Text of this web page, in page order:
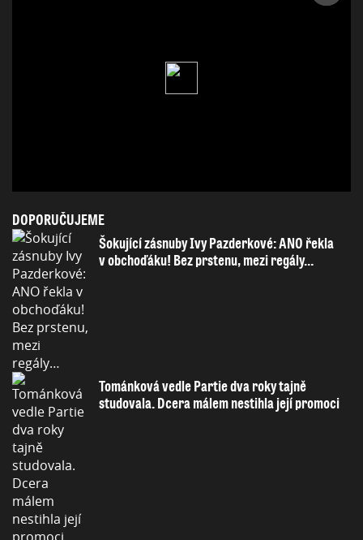
DOPORUČUJEME
Šokující zásnuby Ivy Pazderkové: ANO řekla
v obchoďáku! Bez prstenu, mezi regály…
Tománková vedle Partie dva roky tajně
studovala. Dcera málem nestihla její promoci